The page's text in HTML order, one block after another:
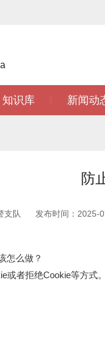
知识库 新闻动
防
支队 发布时间：2025-
么做？
者拒绝Cookie等方式